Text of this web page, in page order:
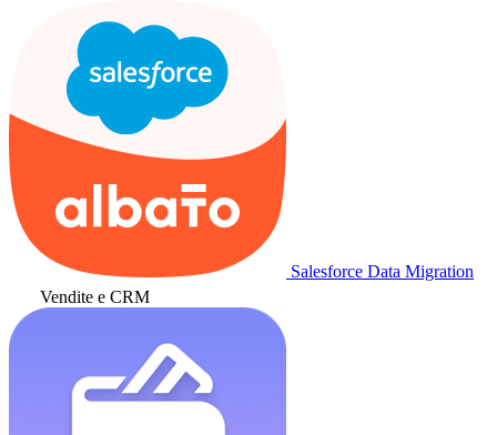
Salesforce Data Migration
Vendite e CRM